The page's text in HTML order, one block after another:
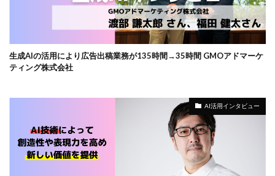
生成AIの活用により広告出稿業務が135時間→35時間 GMOアドマーケ
ティング株式会社
AI活用インタビュー